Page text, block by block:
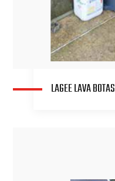
LAGEE LAVA BOTAS